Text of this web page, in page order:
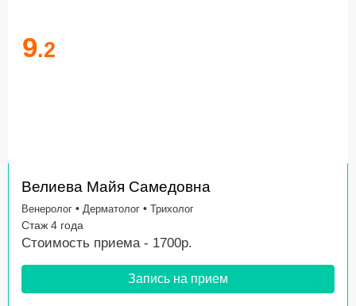
9.2
Велиева Майя Самедовна
Венеролог • Дерматолог • Трихолог
Стаж 4 года
Стоимость приема - 1700р.
Запись на прием